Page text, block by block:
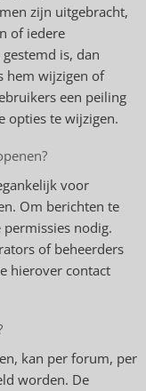
zijn uitgebracht,
of iedere
is, dan
hem wijzigen of
een peiling
opties te wijzigen.
voor
Om berichten te
permissies nodig.
of beheerders
hierover contact
kan per forum, per
worden. De